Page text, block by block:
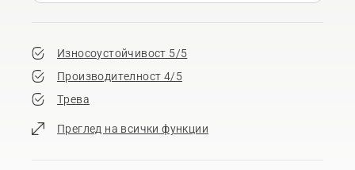
Износоустойчивост 5/5
Производителност 4/5
Трева
Преглед на всички функции